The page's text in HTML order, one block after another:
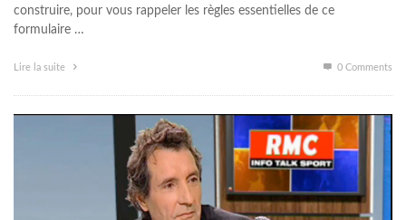
construire, pour vous rappeler les règles essentielles de ce
formulaire …
Lire la suite 0 Comments